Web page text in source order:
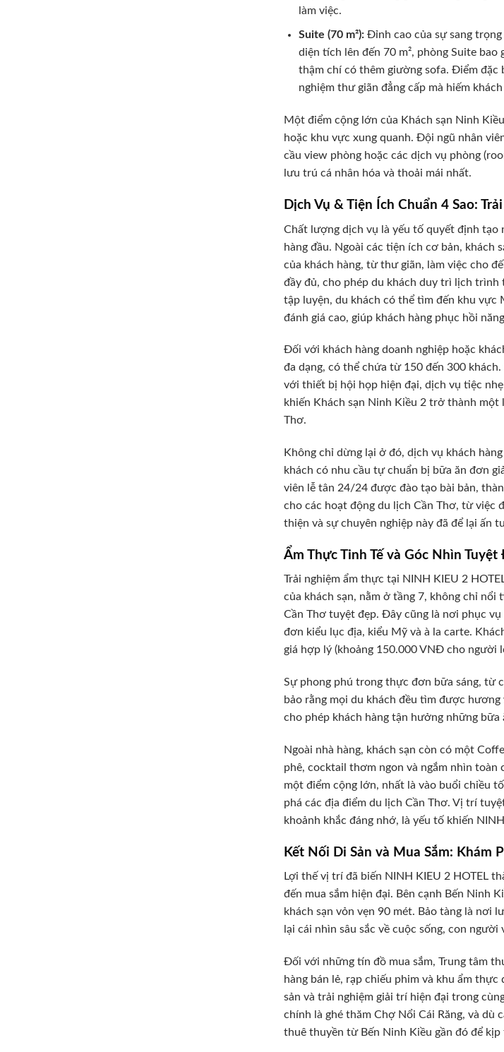
làm việc.
Suite (70 m²):Đỉnh cao của sự sang trọng
diện tích lên đến 70 m², phòng Suite
thậm chí có thêm giường sofa. Điểm đặc
nghiệm thư giãn đẳng cấp mà hiếm
Một điểm cộng lớn của Khách sạn Ninh
hoặc khu vực xung quanh. Đội ngũ nhân
cầu view phòng hoặc các dịch vụ phòng
lưu trú cá nhân hóa và thoải mái nhất.
Dịch Vụ & Tiện Ích Chuẩn 4 Sao:
Chất lượng dịch vụ là yếu tố quyết định tạo
hàng đầu. Ngoài các tiện ích cơ bản, khách
của khách hàng, từ thư giãn, làm việc cho
đầy đủ, cho phép du khách duy trì lịch trình
tập luyện, du khách có thể tìm đến khu vực
đánh giá cao, giúp khách hàng phục hồi
Đối với khách hàng doanh nghiệp hoặc
đa dạng, có thể chứa từ 150 đến 300
với thiết bị hội họp hiện đại, dịch vụ tiệc
khiến Khách sạn Ninh Kiều 2 trở thành
Thơ.
Không chỉ dừng lại ở đó, dịch vụ khách
khách có nhu cầu tự chuẩn bị bữa ăn đơn
viên lễ tân 24/24 được đào tạo bài bản,
cho các hoạt động du lịch Cần Thơ, từ việc
thiện và sự chuyên nghiệp này đã để lại ấn
Ẩm Thực Tinh Tế và Góc Nhìn
Trải nghiệm ẩm thực tại NINH KIEU 2
của khách sạn, nằm ở tầng 7, không chỉ
Cần Thơ tuyệt đẹp. Đây cũng là nơi phục
đơn kiểu lục địa, kiểu Mỹ và à la carte.
giá hợp lý (khoảng 150.000 VNĐ cho người
Sự phong phú trong thực đơn bữa sáng, từ
bảo rằng mọi du khách đều tìm được
cho phép khách hàng tận hưởng những
Ngoài nhà hàng, khách sạn còn có một
phê, cocktail thơm ngon và ngắm nhìn toàn
một điểm cộng lớn, nhất là vào buổi chiều
phá các địa điểm du lịch Cần Thơ. Vị trí
khoảnh khắc đáng nhớ, là yếu tố khiến
Kết Nối Di Sản và Mua Sắm: Khám
Lợi thế vị trí đã biến NINH KIEU 2 HOTEL
đến mua sắm hiện đại. Bên cạnh Bến Ninh
khách sạn vỏn vẹn 90 mét. Bảo tàng là nơi
lại cái nhìn sâu sắc về cuộc sống, con
Đối với những tín đồ mua sắm, Trung tâm
hàng bán lẻ, rạp chiếu phim và khu ẩm
sản và trải nghiệm giải trí hiện đại trong
chính là ghé thăm Chợ Nổi Cái Răng, và dù
thuê thuyền từ Bến Ninh Kiều gần đó để kịp